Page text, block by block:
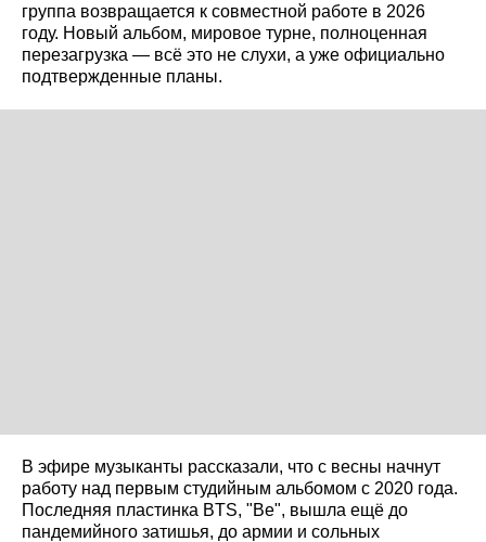
группа возвращается к совместной работе в 2026
году. Новый альбом, мировое турне, полноценная
перезагрузка — всё это не слухи, а уже официально
подтвержденные планы.
В эфире музыканты рассказали, что с весны начнут
работу над первым студийным альбомом с 2020 года.
Последняя пластинка BTS, "Be", вышла ещё до
пандемийного затишья, до армии и сольных